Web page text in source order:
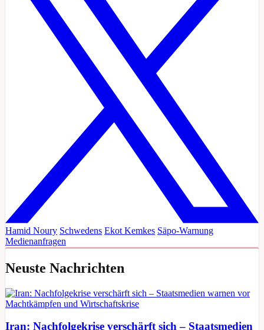
Hamid Noury Schwedens Ekot Kemkes Säpo-Warnung
Medienanfragen
Neuste Nachrichten
Iran: Nachfolgekrise verschärft sich – Staatsmedien